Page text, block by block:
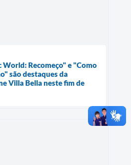
Recomeço" e "Como
são destaques da
Villa Bella neste fim de